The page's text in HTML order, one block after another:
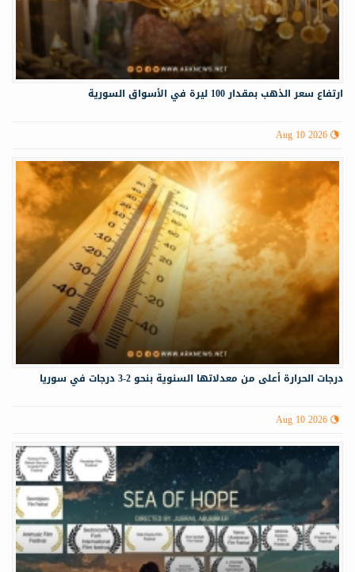
ارتفاع سعر الذهب بمقدار 100 ليرة في الأسواق السورية
Aug 10 2026
درجات الحرارة أعلى من معدلاتها السنوية بنحو 2-3 درجات في سوريا
Aug 10 2026